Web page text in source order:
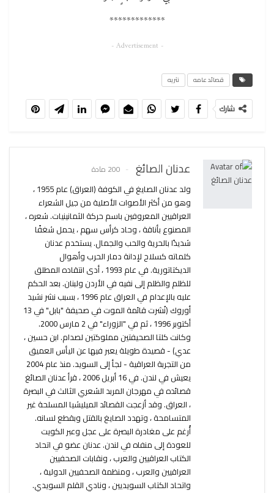
*************
- Advertisement -
قصائد عامه نثريه
شارك
عدنان الصائغ 200 مادة
ولد عدنان الصايغ في الكوفة (العراق) عام 1955 ،
وهو من أكثر الأصوات الأصلية من جيل الشعراء
العراقيين المعروفين باسم حركة الثمانينيات. شعره ،
المصنوع بأناقة ، وحاد كرأس سهم ، يحمل شغفًا
شديدًا بالحرية والحب والجمال. يستخدم عدنان
كلماته كسلاح لإدانة دمار الحرب وأهوال
الديكتاتورية. في عام 1993 ، أدى انتقاده المطلق
للظلم والظلم إلى نفيه في الأردن ولبنان. بعد الحكم
عليه بالإعدام في العراق عام 1996 ، بسبب نشر نشيد
أوروك (نُشرت قائمة الموت في صحيفة "بابل" في 13
أكتوبر 1996 ، ثم في "الزوراء" في 2 مارس 2000.
وكانت كلتا الصحيفتين مملوكتين لصدام. ابن حسين ،
عدي) - قصيدة طويلة يعبر فيها عن اليأس العميق
من التجربة العراقية - لجأ إلى السويد. منذ عام 2004
يعيش في لندن. في 16 أبريل 2006 ، قرأ عدنان الصائغ
قصائده في مهرجان المربد الشعري الثالث في البصرة
، العراق. وقد أزعجت القصائد الميليشيا المسلحة غير
المتسامحة ، وتهدد الصايغ بالقتل وبقطع لسانه.
أُرغم على مغادرة البصرة على عجل وعبر الكويت
للعودة إلى منفاه في لندن. عدنان عضو في اتحاد
الكتاب العراقيين والعرب ، ونقابات الصحفيين
العراقيين والعرب ، ومنظمة الصحفيين الدولية ،
واتحاد الكتاب السويديين ، ونادي القلم السويدي.